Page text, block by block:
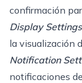
confirmación
Display Settings
la visualización
Notification
notificaciones